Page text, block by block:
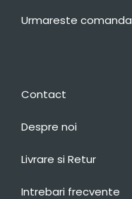
Urmareste comanda
Contact
Despre noi
Livrare si Retur
Intrebari frecvente